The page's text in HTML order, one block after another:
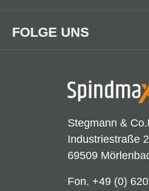
Stegmann &
Industriestraße
69509
Fon. +49 (0)
FOLGE UNS